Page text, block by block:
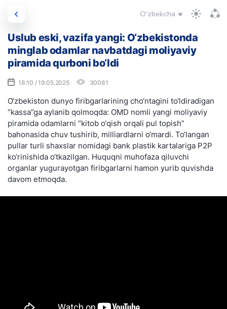
O'zbekcha
Uslub eski, vazifa yangi: O‘zbekistonda
minglab odamlar navbatdagi moliyaviy
piramida qurboni bo‘ldi
18:10 / 19.05.2025 30081
O‘zbekiston dunyo firibgarlarining cho‘ntagini to‘ldiradigan
“kassa”ga aylanib qolmoqda: OMD nomli yangi moliyaviy
piramida odamlarni “kitob o‘qish orqali pul topish”
bahonasida chuv tushirib, milliardlarni o‘mardi. To‘langan
pullar turli shaxslar nomidagi bank plastik kartalariga P2P
ko‘rinishida o‘tkazilgan. Huquqni muhofaza qiluvchi
organlar yugurayotgan firibgarlarni hamon yurib quvishda
davom etmoqda.